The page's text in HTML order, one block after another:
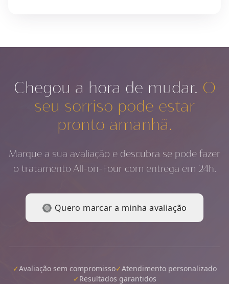
Chegou a hora de mudar. O
seu sorriso pode estar
pronto amanhã.
Marque a sua avaliação e descubra se pode fazer
o tratamento All-on-Four com entrega em 24h.
🔘 Quero marcar a minha avaliação
✓Avaliação sem compromisso✓Atendimento personalizado
✓ Resultados garantidos